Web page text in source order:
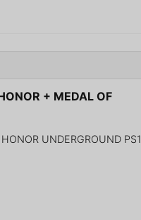
+ MEDAL OF
UNDERGROUND PS1